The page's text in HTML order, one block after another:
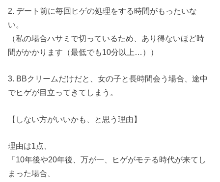
2. デート前に毎回ヒゲの処理をする時間がもったいな
い。
（私の場合ハサミで切っているため、あり得ないほど時
間がかかります（最低でも10分以上…））
3. BBクリームだけだと、女の子と長時間会う場合、途中
でヒゲが目立ってきてしまう。
【しない方がいいかも、と思う理由】
理由は1点、
「10年後や20年後、万が一、ヒゲがモテる時代が来てし
まった場合、